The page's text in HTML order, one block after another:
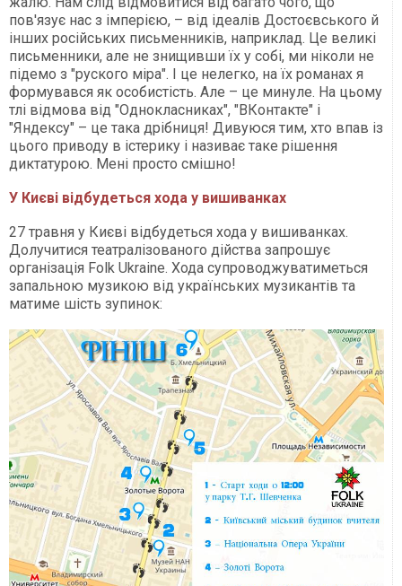
пов'язує нас з імперією, – від ідеалів Достоєвського й
інших російських письменників, наприклад. Це великі
письменники, але не знищивши їх у собі, ми ніколи не
підемо з "руского міра". І це нелегко, на їх романах я
формувався як особистість. Але – це минуле. На цьому
тлі відмова від "Однокласниках", "ВКонтакте" і
"Яндексу" – це така дрібниця! Дивуюся тим, хто впав із
цього приводу в істерику і називає таке рішення
диктатурою. Мені просто смішно!
У Києві відбудеться хода у вишиванках
27 травня у Києві відбудеться хода у вишиванках.
Долучитися театралізованого дійства запрошує
організація Folk Ukraine. Хода супроводжуватиметься
запальною музикою від українських музикантів та
матиме шість зупинок: